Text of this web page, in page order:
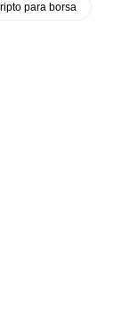
para borsa